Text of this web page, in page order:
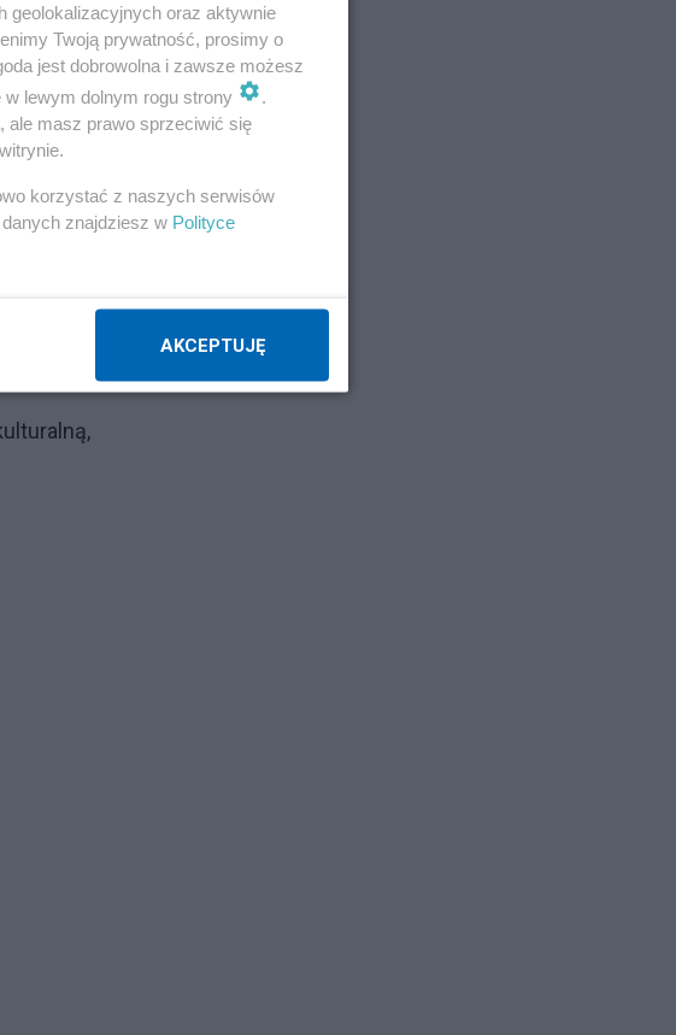
i
muzeum
piłkarski
Ośrodek Sportu
geolokalizacyjnych oraz aktywnie
Twoją prywatność, prosimy o
jest dobrowolna i zawsze możesz
lewym dolnym rogu strony
.
ale masz prawo sprzeciwić się
korzystać z naszych serwisów
znajdziesz w Polityce
AKCEPTUJĘ